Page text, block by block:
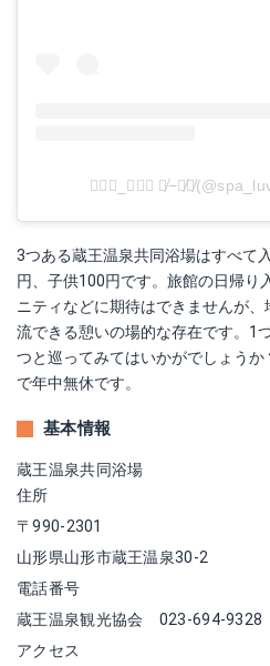
𝑺𝑷𝑨_𝑳𝑼𝑽 す̸−さ̸ん̸
3つある蔵王温泉共同浴場はすべて
円、子供100円です。旅館の日帰り
ニティなどに期待はできませんが
流できる憩いの場的な存在です。1
つと巡ってみてはいかがでしょう
で年中無休です。
基本情報
蔵王温泉共同浴場
住所
〒990-2301
山形県山形市蔵王温泉30-2
電話番号
蔵王温泉観光協会 023-694-9328
アクセス